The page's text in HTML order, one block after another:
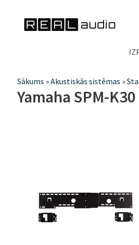
Jūs
atrodaties
Sākums »Akustiskās sistēmas »
Yamaha SPM-K30